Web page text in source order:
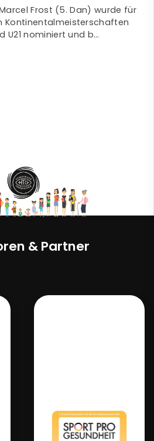
Frost (5. Dan) wurde für
Kontinentalmeisterschaften
U21 nominiert und b…
& Partner